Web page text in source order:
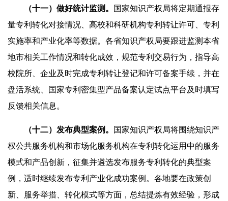
（十一）做好统计监测。
国家知识产权局将定期通报存
量专利转化对接情况、高校和科研机构专利转让许可、专利
实施率和产业化率等数据。各省知识产权局要跟进监测本省
地市相关工作情况和转化成效，规范专利交易行为，指导高
校院所、企业及时完成专利转让登记和许可备案手续，并在
盘活系统、国家专利密集型产品备案认定试点平台及时填写
反馈相关信息。
（十二）发布典型案例。
国家知识产权局将围绕知识产
权公共服务机构和市场化服务机构在专利转化运用中的服务
模式和产品创新，征集并遴选发布服务专利转化的典型案
例，适时继续发布专利产业化成功案例。各地要在政策创
新、服务举措、转化模式等方面，总结提炼有效经验，形成